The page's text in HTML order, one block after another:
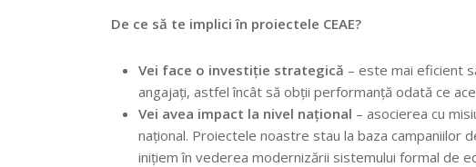
De ce să te implici în proiectele CEAE?
Vei face o investiție strategică – este mai eficient
angajați, astfel încât să obții performanță odată ce
Vei avea impact la nivel național – asocierea cu
național. Proiectele noastre stau la baza campaniilor
inițiem în vederea modernizării sistemului formal de